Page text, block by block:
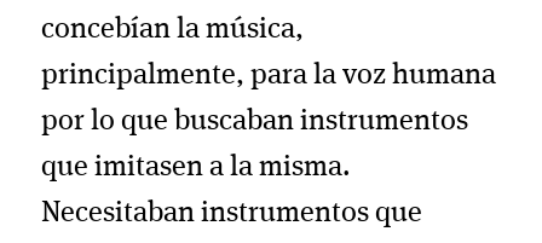
concebían la música,
principalmente, para la voz humana
por lo que buscaban instrumentos
que imitasen a la misma.
Necesitaban instrumentos que